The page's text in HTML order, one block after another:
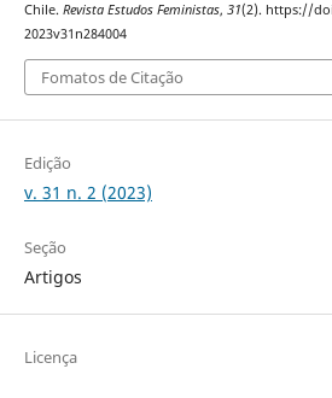
Chile. Revista Estudos Feministas, 31(2). https://
2023v31n284004
Fomatos de Citação
Edição
v. 31 n. 2 (2023)
Seção
Artigos
Licença